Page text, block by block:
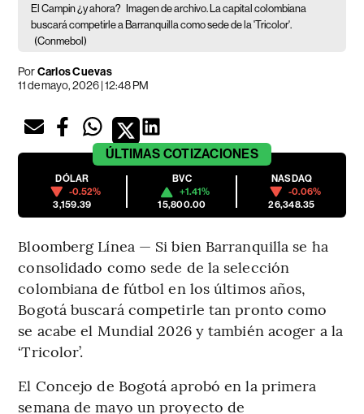
El Campin ¿y ahora?
Imagen de archivo. La capital colombiana
buscará competirle a Barranquilla como sede de la 'Tricolor'.
(Conmebol)
PorCarlos Cuevas
11 de mayo, 2026 | 12:48 PM
ÚLTIMAS COTIZACIONES
DÓLAR
-0.52%
3,159.39
BVC
+1.41%
15,800.00
NASDAQ
-0.06%
26,348.35
Bloomberg Línea — Si bien Barranquilla se ha
consolidado como sede de la selección
colombiana de fútbol en los últimos años,
Bogotá buscará competirle tan pronto como
se acabe el Mundial 2026 y también acoger a la
‘Tricolor’.
El Concejo de Bogotá aprobó en la primera
semana de mayo un proyecto de